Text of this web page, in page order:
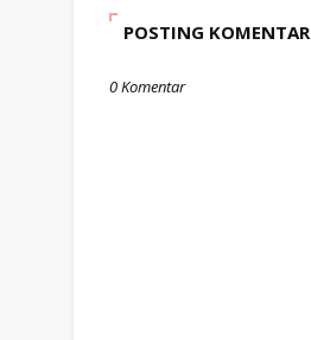
POSTING KOMENTAR
0 Komentar